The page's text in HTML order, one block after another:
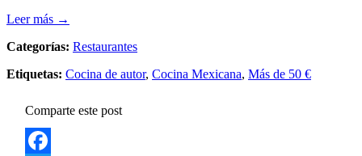
Leer más →
Categorías: Restaurantes
Etiquetas: Cocina de autor, Cocina Mexicana, Más de 50 €
Comparte este post